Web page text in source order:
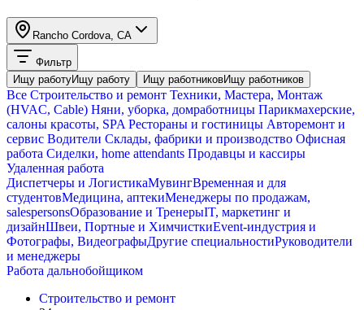
Rancho Cordova, CA
Фильтр
Ищу работуИщу работу Ищу работниковИщу работников
Все Строительство и ремонт Техники, Мастера, Монтаж
(HVAC, Cable) Няни, уборка, домработницы Парикмахерские,
салоны красоты, SPA Рестораны и гостиницы Авторемонт и
cервис Водители Склады, фабрики и производство Офисная
работа Сиделки, home attendants Продавцы и кассиры
Удаленная работа
Диспетчеры и ЛогистикаМувингВременная и для
студентовМедицина, аптекиМенеджеры по продажам,
salespersonsОбразование и ТренерыIT, маркетинг и
дизайнШвеи, Портные и ХимчисткиEvent-индустрия и
Фотографы, ВидеографыДругие специальностиРуководители
и менеджеры
Работа дальнобойщиком
Строительство и ремонт